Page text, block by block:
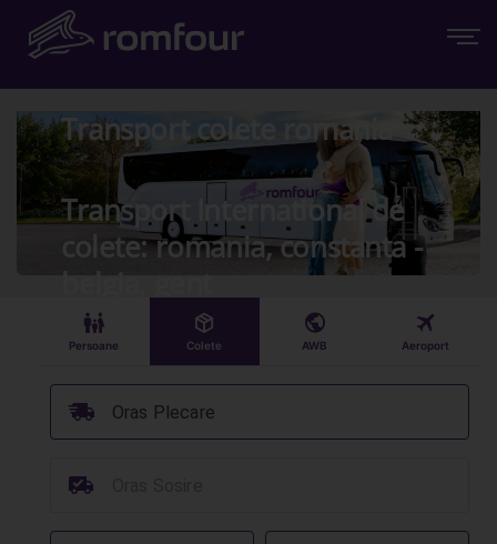
Transport colete romania
Transport International de
colete: romania, constanta -
belgia, gent
󱠣
Persoane
󰏗
Colete
󰇧
AWB
󰀝
Aeroport
Oras Plecare
󰞈
󰳔